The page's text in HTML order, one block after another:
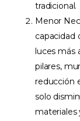
tradicional.
Menor
capacidad
luces más
pilares,
reducción
solo
materiales